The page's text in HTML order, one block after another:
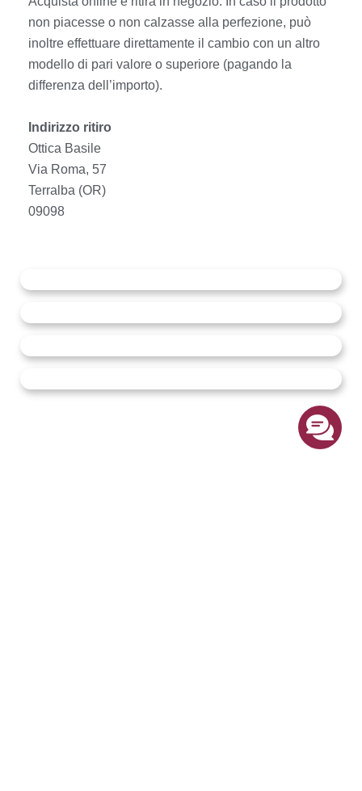
non piacesse o non calzasse alla perfezione, può
inoltre effettuare direttamente il cambio con un altro
modello di pari valore o superiore (pagando la
differenza dell’importo).
Indirizzo ritiro
Ottica Basile
Via Roma, 57
Terralba (OR)
09098